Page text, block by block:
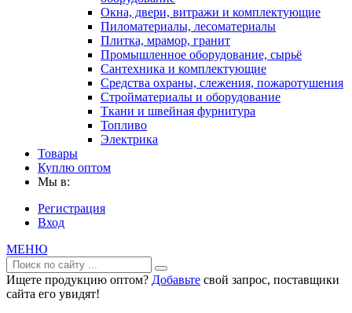
Окна, двери, витражи и комплектующие
Пиломатериалы, лесоматериалы
Плитка, мрамор, гранит
Промышленное оборудование, сырьё
Сантехника и комплектующие
Средства охраны, слежения, пожаротушения
Стройматериалы и оборудование
Ткани и швейная фурнитура
Топливо
Электрика
Товары
Куплю оптом
Мы в:
Регистрация
Вход
МЕНЮ
Ищете продукцию оптом? Добавьте свой запрос, поставщики
сайта его увидят!